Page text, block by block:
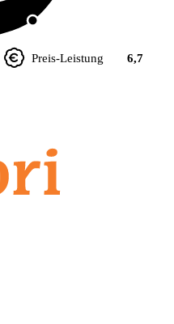
Preis-Leistung 6,7